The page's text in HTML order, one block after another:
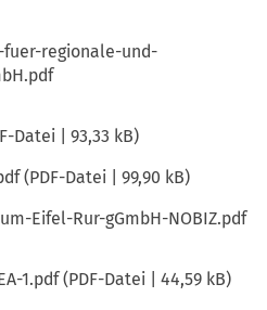
fuer-regionale-und-
-Datei
93,33 kB
PDF-Datei
99,90 kB
Eifel-Rur-gGmbH-NOBIZ.pdf
1.pdf PDF-Datei
44,59 kB